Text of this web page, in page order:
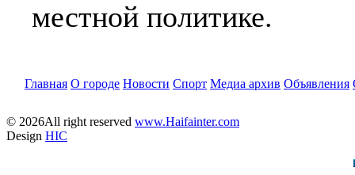
местной политике.
Главная О городе Новости Спорт Медиа архив Объявления
© 2026All right reserved www.Haifainter.com
Design HIC